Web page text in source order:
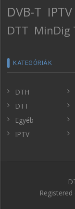
DVB-T IPTV
DTT MinDig
KATEGÓRIÁK
DTH
DTT
Egyéb
IPTV